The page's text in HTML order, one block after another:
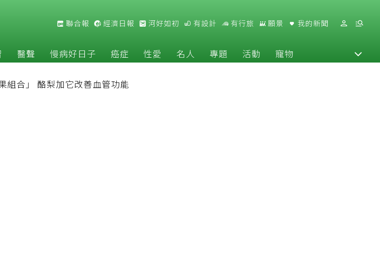
聯合報 經濟日報 河好如初 有設計 有行旅 願景 我的新聞
醫聲 慢病好日子 癌症 性愛 名人 專題 活動 寵物
組合」 酪梨加它改善血管功能